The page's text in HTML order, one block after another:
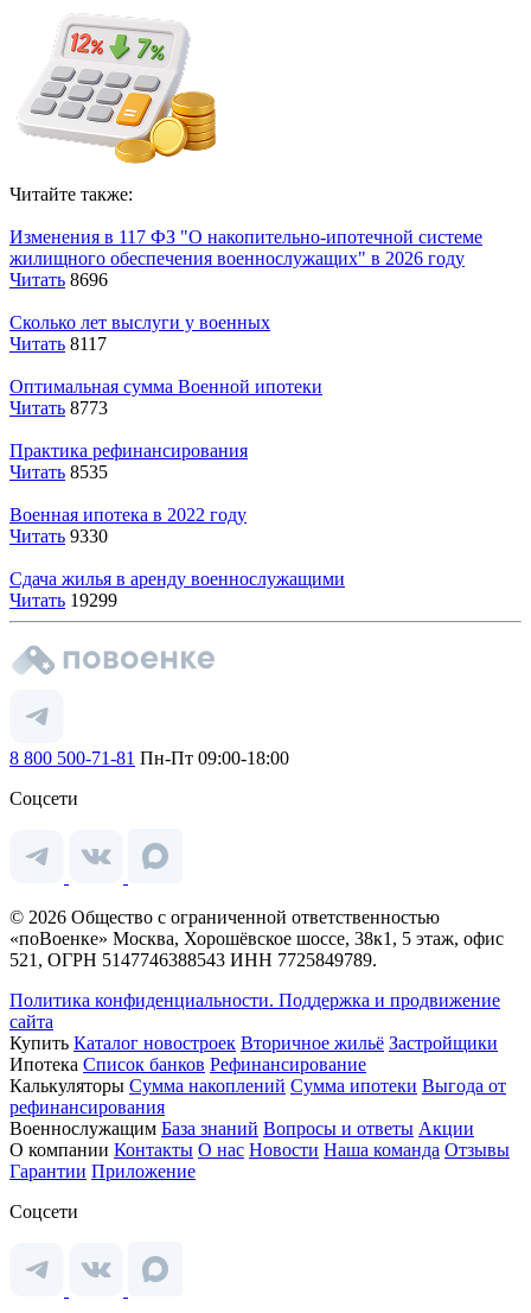
Читайте также:
Изменения в 117 ФЗ "О накопительно-ипотечной системе
жилищного обеспечения военнослужащих" в 2026 году
Читать 8696
Сколько лет выслуги у военных
Читать 8117
Оптимальная сумма Военной ипотеки
Читать 8773
Практика рефинансирования
Читать 8535
Военная ипотека в 2022 году
Читать 9330
Сдача жилья в аренду военнослужащими
Читать 19299
8 800 500-71-81 Пн-Пт 09:00-18:00
Соцсети
© 2026 Общество с ограниченной ответственностью
«поВоенке» Москва, Хорошёвское шоссе, 38к1, 5 этаж, офис
521, ОГРН 5147746388543 ИНН 7725849789.
Политика конфиденциальности. Поддержка и продвижение
сайта
Купить Каталог новостроек Вторичное жильё Застройщики
Ипотека Список банков Рефинансирование
Калькуляторы Сумма накоплений Сумма ипотеки Выгода от
рефинансирования
Военнослужащим База знаний Вопросы и ответы Акции
О компании Контакты О нас Новости Наша команда Отзывы
Гарантии Приложение
Соцсети